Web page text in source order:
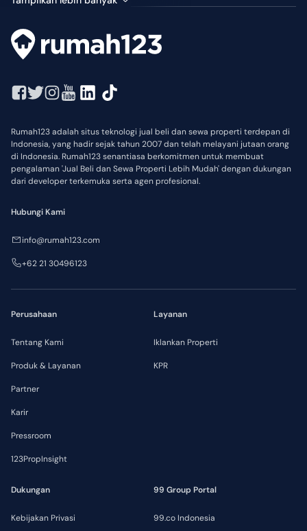
Rumah123 adalah situs teknologi jual beli dan sewa properti terdepan di
Indonesia, yang hadir sejak tahun 2007 dan telah melayani jutaan orang
di Indonesia. Rumah123 senantiasa berkomitmen untuk membuat
pengalaman 'Jual Beli dan Sewa Properti Lebih Mudah' dengan dukungan
dari developer terkemuka serta agen profesional.
Perusahaan
Tentang Kami
Produk & Layanan
Partner
Karir
Pressroom
123PropInsight
Layanan
Iklankan Properti
KPR
Dukungan
Kebijakan Privasi
99 Group Portal
99.co Indonesia
Hubungi Kami
info@rumah123.com
+62 21 30496123